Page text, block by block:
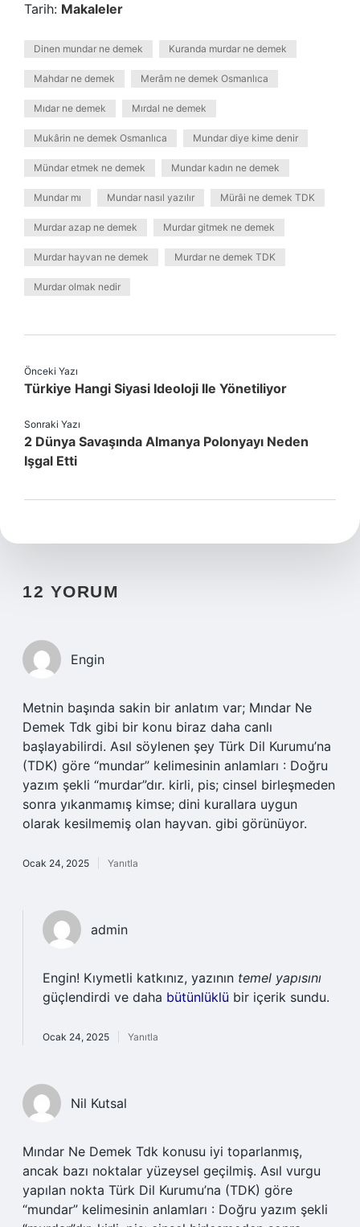
Tarih: Makaleler
Dinen mundar ne demek Kuranda murdar ne demek
Mahdar ne demek Merâm ne demek Osmanlıca
Mıdar ne demek Mırdal ne demek
Mukârin ne demek Osmanlıca Mundar diye kime denir
Mündar etmek ne demek Mundar kadın ne demek
Mundar mı Mundar nasıl yazılır Mürâi ne demek TDK
Murdar azap ne demek Murdar gitmek ne demek
Murdar hayvan ne demek Murdar ne demek TDK
Murdar olmak nedir
Önceki Yazı
Türkiye Hangi Siyasi Ideoloji Ile Yönetiliyor
Sonraki Yazı
2 Dünya Savaşında Almanya Polonyayı Neden
Işgal Etti
12 YORUM
Engin
Metnin başında sakin bir anlatım var; Mındar Ne
Demek Tdk gibi bir konu biraz daha canlı
başlayabilirdi. Asıl söylenen şey Türk Dil Kurumu’na
(TDK) göre “mundar” kelimesinin anlamları : Doğru
yazım şekli “murdar”dır. kirli, pis; cinsel birleşmeden
sonra yıkanmamış kimse; dini kurallara uygun
olarak kesilmemiş olan hayvan. gibi görünüyor.
Ocak 24, 2025 Yanıtla
admin
Engin! Kıymetli katkınız, yazının temel yapısını
güçlendirdi ve daha bütünlüklü bir içerik sundu.
Ocak 24, 2025 Yanıtla
Nil Kutsal
Mındar Ne Demek Tdk konusu iyi toparlanmış,
ancak bazı noktalar yüzeysel geçilmiş. Asıl vurgu
yapılan nokta Türk Dil Kurumu’na (TDK) göre
“mundar” kelimesinin anlamları : Doğru yazım şekli